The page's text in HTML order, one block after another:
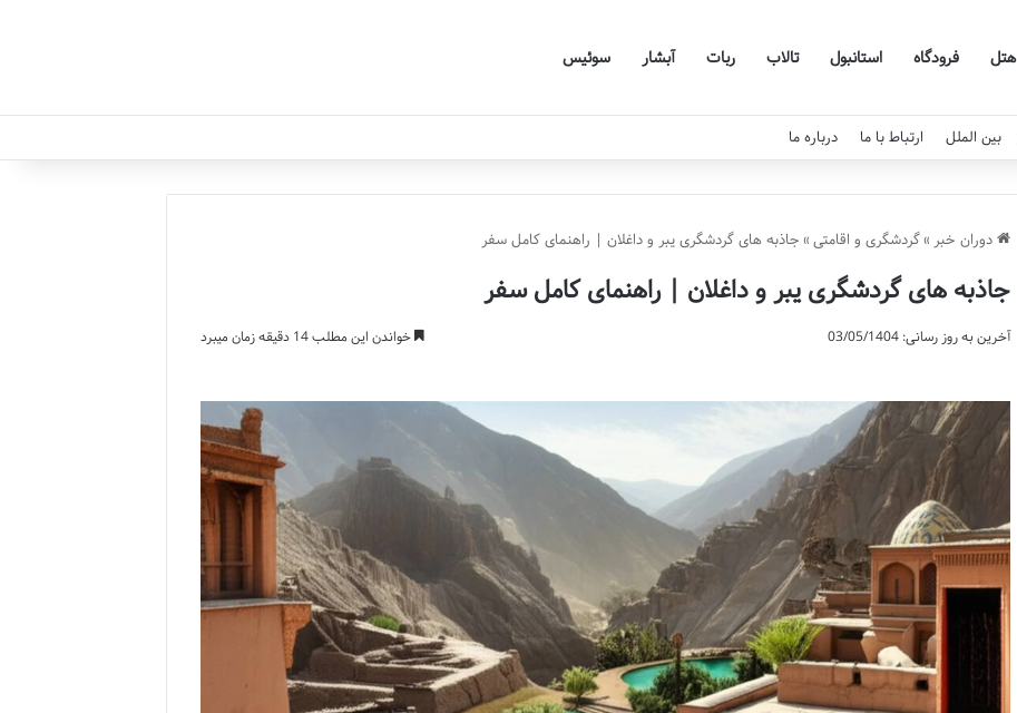
هتل فرودگاه استانبول تالاب ربات آبشار سوئیس
بین الملل ارتباط با ما درباره ما
دوران خبر »گردشگری و اقامتی » جاذبه های گردشگری یبر و داغلان | راهنمای کامل سفر
جاذبه های گردشگری یبر و داغلان | راهنمای کامل سفر
آخرین به روز رسانی: 03/05/1404 خواندن این مطلب 14 دقیقه زمان میبرد